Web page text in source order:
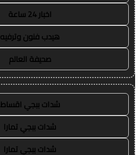
اخبار 24 ساعة
هيدب فنون وترفيه
صحيفة العالم
شدات ببجي اقساط
شدات ببجي تمارا
شدات ببجي تمارا